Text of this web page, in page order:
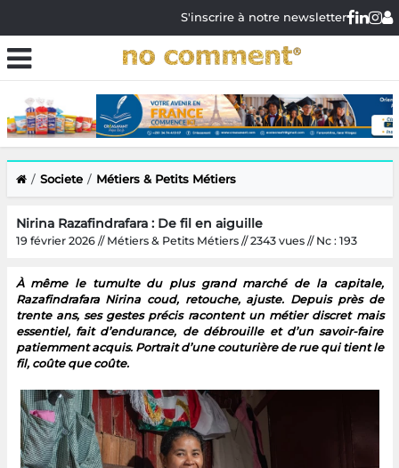
S'inscrire à notre newsletter
Societe Métiers & Petits Métiers
Nirina Razafindrafara : De fil en aiguille
19 février 2026 // Métiers & Petits Métiers // 2343 vues // Nc : 193
À même le tumulte du plus grand marché de la capitale,
Razafindrafara Nirina coud, retouche, ajuste. Depuis près de
trente ans, ses gestes précis racontent un métier discret mais
essentiel, fait d’endurance, de débrouille et d’un savoir-faire
patiemment acquis. Portrait d’une couturière de rue qui tient le
fil, coûte que coûte.